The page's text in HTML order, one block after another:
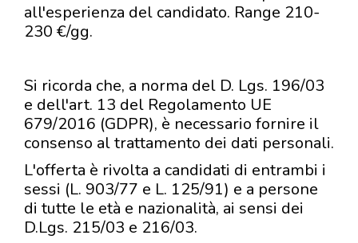
all'esperienza del candidato. Range 210-
230 €/gg.
Si ricorda che, a norma del D. Lgs. 196/03
e dell'art. 13 del Regolamento UE
679/2016 (GDPR), è necessario fornire il
consenso al trattamento dei dati personali.
L'offerta è rivolta a candidati di entrambi i
sessi (L. 903/77 e L. 125/91) e a persone
di tutte le età e nazionalità, ai sensi dei
D.Lgs. 215/03 e 216/03.